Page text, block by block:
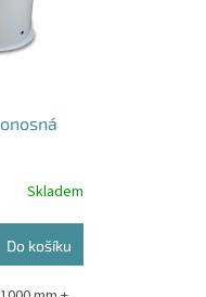
Skladem
Do košíku